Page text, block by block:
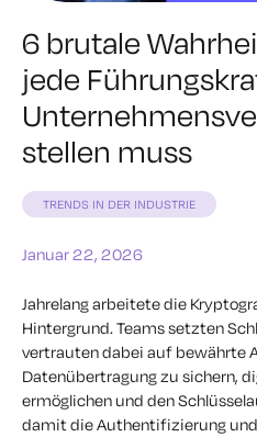
6 brutale
jede
stellen muss
TRENDS IN DER INDUSTRIE
Januar 22, 2026
Jahrelang arbeitete die
Hintergrund. Teams setzten
vertrauten dabei auf bewährte
Datenübertragung zu sichern,
ermöglichen und den
damit die Authentifizierung